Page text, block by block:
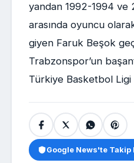
yandan 1992-1994 ve
arasında oyuncu
giyen Faruk Beşok
Trabzonspor’un
Türkiye Basketbol Ligi
Google News'te Takip